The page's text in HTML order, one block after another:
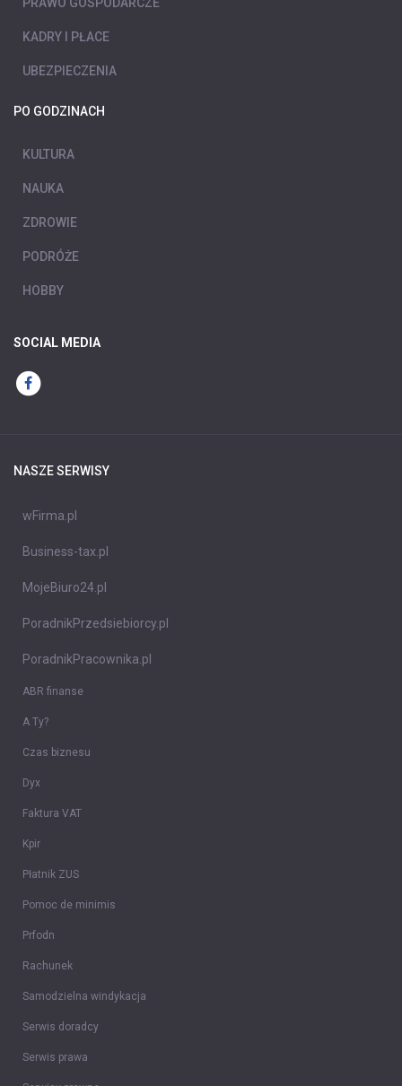
PRAWO GOSPODARCZE
KADRY I PŁACE
UBEZPIECZENIA
PO GODZINACH
KULTURA
NAUKA
ZDROWIE
PODRÓŻE
HOBBY
SOCIAL MEDIA
NASZE SERWISY
wFirma.pl
Business-tax.pl
MojeBiuro24.pl
PoradnikPrzedsiebiorcy.pl
PoradnikPracownika.pl
ABR finanse
A Ty?
Czas biznesu
Dyx
Faktura VAT
Kpir
Płatnik ZUS
Pomoc de minimis
Prfodn
Rachunek
Samodzielna windykacja
Serwis doradcy
Serwis prawa